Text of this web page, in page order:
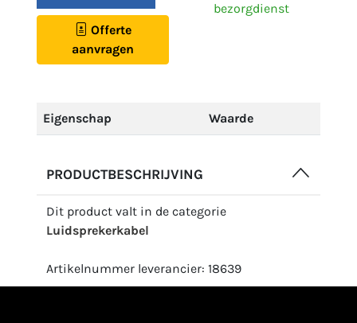
Offerte
aanvragen
bezorgdienst
Eigenschap Waarde
PRODUCTBESCHRIJVING
Dit product valt in de categorie
Luidsprekerkabel
Artikelnummer leverancier: 18639